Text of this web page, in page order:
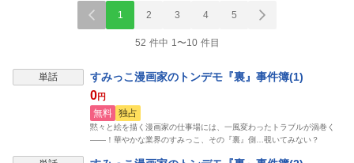
1 2 3 4 5
52 件中 1〜10 件目
単話 すみっこ漫画家のトンデモ『裏』事件簿(1)
0円
無料 独占
黙々と絵を描く漫画家の仕事場には、一風変わったトラブルが渦巻く
――！華やかな業界のすみっこ、その『裏』側…覗いてみない？